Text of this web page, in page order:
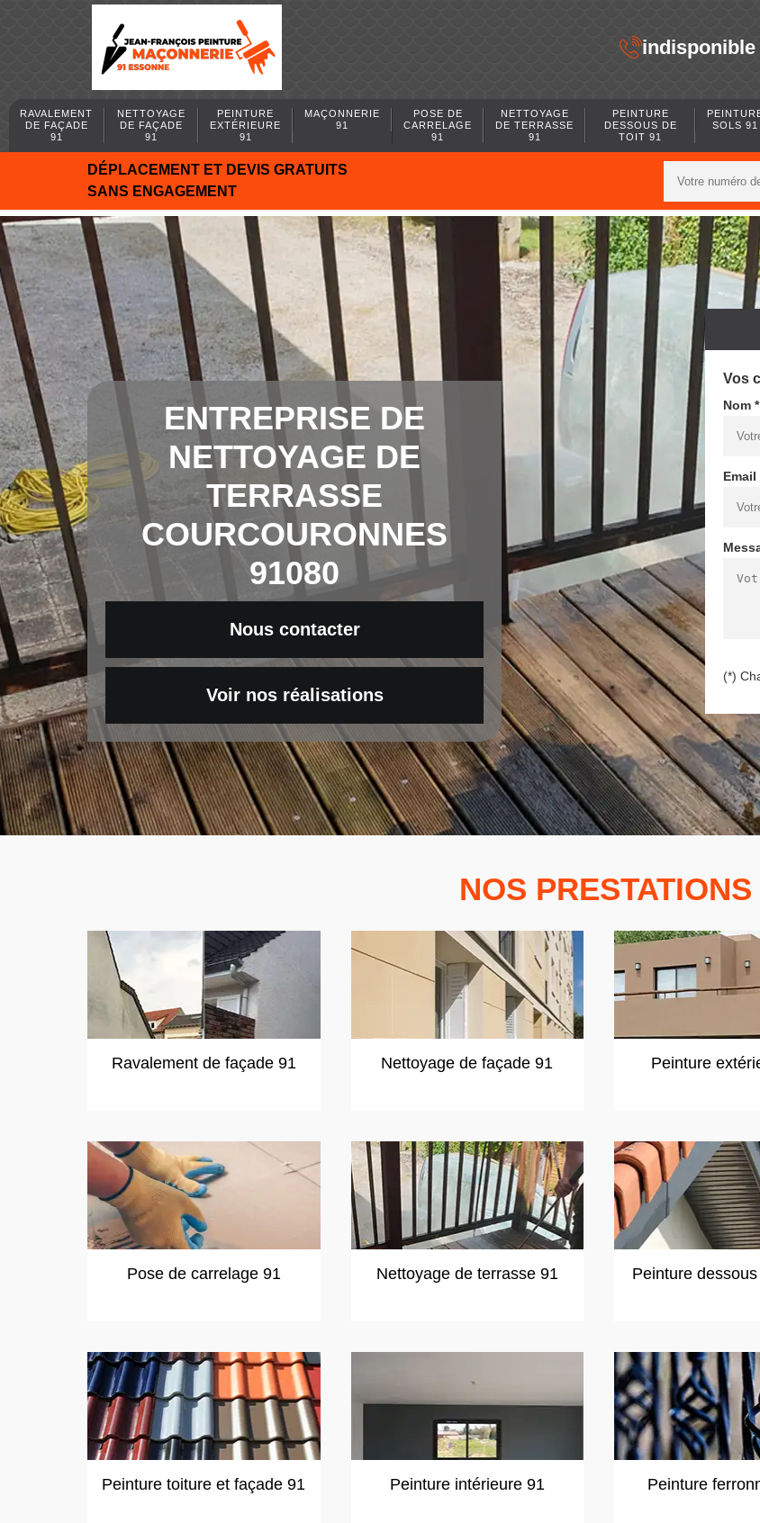
indisponible
RAVALEMENT
DE FAÇADE
91
NETTOYAGE
DE FAÇADE
91
PEINTURE
EXTÉRIEURE
91
MAÇONNERIE
91
POSE DE
CARRELAGE
91
NETTOYAGE
DE TERRASSE
91
PEINTURE
DESSOUS DE
TOIT 91
SOLS 91
DÉPLACEMENT ET DEVIS GRATUITS
SANS ENGAGEMENT
ENTREPRISE DE
NETTOYAGE DE
TERRASSE
COURCOURONNES
91080
Nous contacter
Voir nos réalisations
Vos
Nom *
Email
(*)
NOS PRESTATIONS
Ravalement de façade 91 Nettoyage de façade 91 Peinture
Pose de carrelage 91 Nettoyage de terrasse 91 Peinture
Peinture toiture et façade 91 Peinture intérieure 91 Peinture